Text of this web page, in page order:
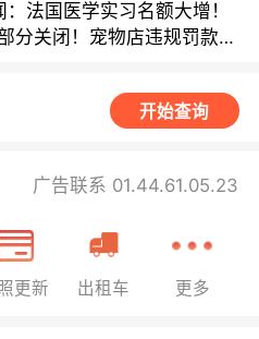
法国医学实习名额大增！
分关闭！宠物店违规罚款出
乐家海选启动！
开始查询
广告联系 01.44.61.05.23
更新 出租车 更多